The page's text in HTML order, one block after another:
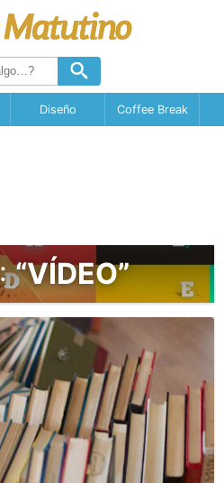
Diseño Coffee Break
“VÍDEO”